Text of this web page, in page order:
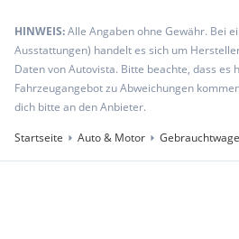
HINWEIS:Alle Angaben ohne Gewähr. Bei
Ausstattungen) handelt es sich um
Daten von Autovista. Bitte beachte, dass es
Fahrzeugangebot zu Abweichungen
dich bitte an den Anbieter.
Startseite
Auto & Motor